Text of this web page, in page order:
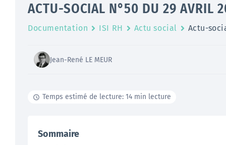
ACTU-SOCIAL N°50 DU 29 AVRIL
Documentation ISI RH Actu social Actu-
Jean-René LE MEUR
Temps estimé de lecture: 14 min lecture
Sommaire